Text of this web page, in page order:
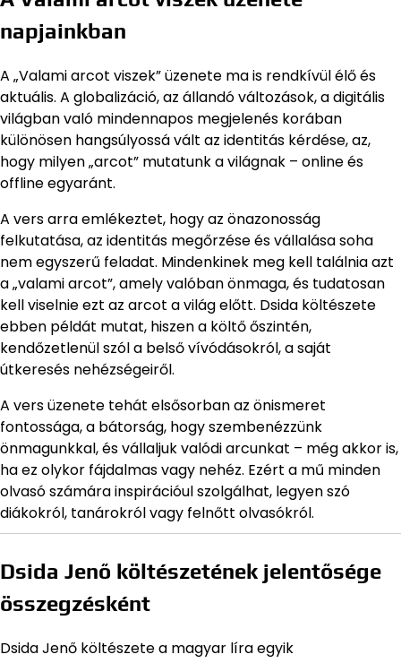
napjainkban
A „Valami arcot viszek” üzenete ma is rendkívül élő és
aktuális. A globalizáció, az állandó változások, a digitális
világban való mindennapos megjelenés korában
különösen hangsúlyossá vált az identitás kérdése, az,
hogy milyen „arcot” mutatunk a világnak – online és
offline egyaránt.
A vers arra emlékeztet, hogy az önazonosság
felkutatása, az identitás megőrzése és vállalása soha
nem egyszerű feladat. Mindenkinek meg kell találnia azt
a „valami arcot”, amely valóban önmaga, és tudatosan
kell viselnie ezt az arcot a világ előtt. Dsida költészete
ebben példát mutat, hiszen a költő őszintén,
kendőzetlenül szól a belső vívódásokról, a saját
útkeresés nehézségeiről.
A vers üzenete tehát elsősorban az önismeret
fontossága, a bátorság, hogy szembenézzünk
önmagunkkal, és vállaljuk valódi arcunkat – még akkor is,
ha ez olykor fájdalmas vagy nehéz. Ezért a mű minden
olvasó számára inspirációul szolgálhat, legyen szó
diákokról, tanárokról vagy felnőtt olvasókról.
Dsida Jenő költészetének jelentősége
összegzésként
Dsida Jenő költészete a magyar líra egyik